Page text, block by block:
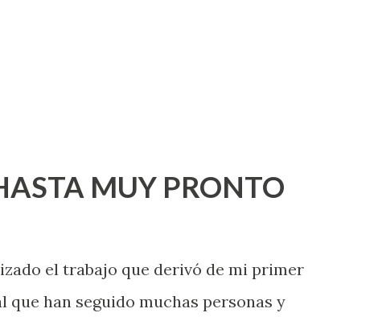
MUY PRONTO
el trabajo que derivó de mi primer
que han seguido muchas personas y